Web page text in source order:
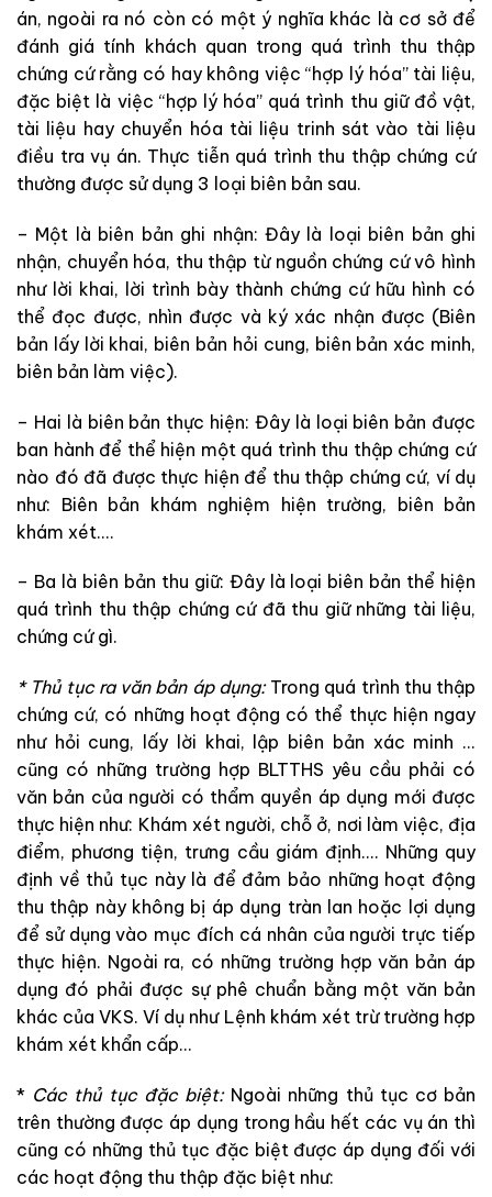
án, ngoài ra nó còn có một ý nghĩa khác là cơ sở để
đánh giá tính khách quan trong quá trình thu thập
chứng cứ rằng có hay không việc“hợp lý hóa” tài liệu,
đặc biệt là việc “hợp lý hóa” quá trình thu giữ đồvật,
tài liệu hay chuyển hóa tài liệu trinh sátvào tài liệu
điều travụ án. Thực tiễn quá trình thu thập chứng cứ
thường được sử dụng 3 loại biên bản sau.
– Một là biên bản ghi nhận: Đây là loại biên bản ghi
nhận, chuyển hóa, thu thập từ nguồn chứng cứvô hình
như lời khai, lời trình bày thành chứng cứ hữu hình có
thể đọc được, nhìn được và kýxác nhận được (Biên
bản lấy lời khai, biên bản hỏi cung, biên bảnxác minh,
biên bản làm việc).
– Hai là biên bản thực hiện: Đây là loại biên bản được
ban hành để thể hiện một quá trình thu thập chứng cứ
nào đó đã được thực hiện để thu thập chứng cứ, ví dụ
như: Biên bản khám nghiệm hiện trường, biên bản
khám xét....
– Ba là biên bản thu giữ: Đây là loại biên bản thể hiện
quá trình thu thập chứng cứ đã thu giữ những tài liệu,
chứng cứ gì.
* Thủ tục ra văn bản áp dụng: Trong quá trình thu thập
chứng cứ, có những hoạt động có thể thực hiện ngay
như hỏi cung, lấy lời khai, lập biên bản xác minh ...
cũng có những trường hợp BLTTHS yêu cầu phải có
văn bản của người có thẩm quyền áp dụng mới được
thực hiện như: Khám xét người, chỗ ở, nơi làm việc, địa
điểm, phương tiện, trưng cầu giám định.... Những quy
định về thủ tục này là để đảm bảo những hoạt động
thu thập này không bị áp dụng tràn lan hoặc lợi dụng
để sử dụngvào mục đích cá nhân của người trực tiếp
thực hiện. Ngoài ra, có những trường hợpvăn bản áp
dụng đó phải được sự phê chuẩn bằng một văn bản
khác củaVKS.Ví dụ như Lệnh khám xét trừ trường hợp
khám xét khẩn cấp...
* Các thủ tục đặc biệt: Ngoài những thủ tục cơ bản
trên thường được áp dụng trong hầu hết các vụ án thì
cũng có những thủ tục đặc biệt được áp dụng đốivới
các hoạt động thu thập đặc biệt như: